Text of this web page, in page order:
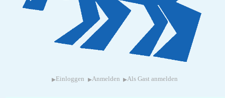
▸ Einloggen ▸Anmelden ▸Als Gast anmelden